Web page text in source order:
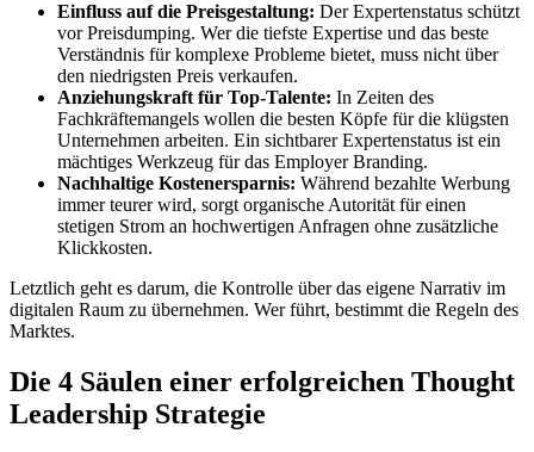
Einfluss auf die Preisgestaltung: Der Expertenstatus schützt
vor Preisdumping. Wer die tiefste Expertise und das beste
Verständnis für komplexe Probleme bietet, muss nicht über
den niedrigsten Preis verkaufen.
Anziehungskraft für Top-Talente: In Zeiten des
Fachkräftemangels wollen die besten Köpfe für die klügsten
Unternehmen arbeiten. Ein sichtbarer Expertenstatus ist ein
mächtiges Werkzeug für das Employer Branding.
Nachhaltige Kostenersparnis: Während bezahlte Werbung
immer teurer wird, sorgt organische Autorität für einen
stetigen Strom an hochwertigen Anfragen ohne zusätzliche
Klickkosten.
Letztlich geht es darum, die Kontrolle über das eigene Narrativ im
digitalen Raum zu übernehmen. Wer führt, bestimmt die Regeln des
Marktes.
Die 4 Säulen einer erfolgreichen Thought
Leadership Strategie